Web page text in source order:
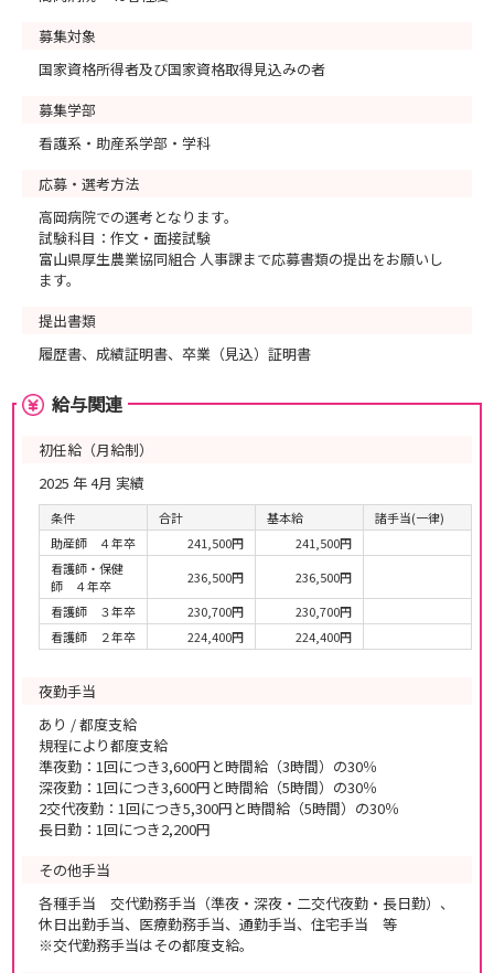
募集対象
国家資格所得者及び国家資格取得見込みの者
募集学部
看護系・助産系学部・学科
応募・選考方法
高岡病院での選考となります。
試験科目：作文・面接試験
富山県厚生農業協同組合 人事課まで応募書類の提出をお願いし
ます。
提出書類
履歴書、成績証明書、卒業（見込）証明書
給与関連
初任給（月給制）
2025 年 4月 実績
条件 合計 基本給
諸手当(一律)
助産師 ４年卒
241,500円
241,500円
看護師・保健
師 ４年卒
236,500円
236,500円
看護師 ３年卒
230,700円
230,700円
看護師 ２年卒
224,400円 224,400円
夜勤手当
あり / 都度支給
規程により都度支給
準夜勤：1回につき3,600円と時間給（3時間）の30％
深夜勤：1回につき3,600円と時間給（5時間）の30％
2交代夜勤：1回につき5,300円と時間給（5時間）の30％
長日勤：1回につき2,200円
その他手当
各種手当 交代勤務手当（準夜・深夜・二交代夜勤・長日勤）、
休日出勤手当、医療勤務手当、通勤手当、住宅手当 等
※交代勤務手当はその都度支給。